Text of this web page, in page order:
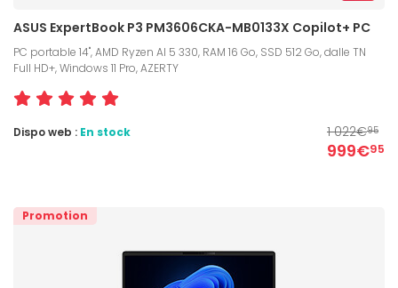
ASUS ExpertBook P3 PM3606CKA-MB0133X Copilot+ PC
PC portable 14", AMD Ryzen AI 5 330, RAM 16 Go, SSD 512 Go, dalle TN
Full HD+, Windows 11 Pro, AZERTY
1 022€95
999€95
Dispo web : En stock
Promotion